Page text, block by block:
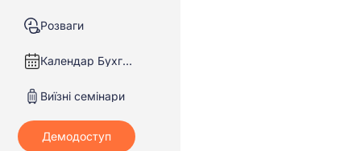
Розваги
Календар Бухгалтера
Виїзні семінари